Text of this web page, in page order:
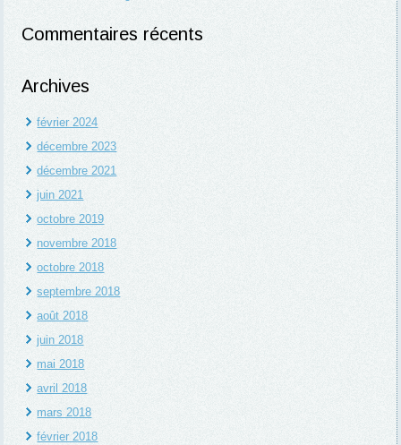
Commentaires récents
Archives
février 2024
décembre 2023
décembre 2021
juin 2021
octobre 2019
novembre 2018
octobre 2018
septembre 2018
août 2018
juin 2018
mai 2018
avril 2018
mars 2018
février 2018